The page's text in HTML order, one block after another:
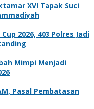
XVI Tapak Suci
2026, 403 Polres Jadi
Mimpi Menjadi
Pasal Pembatasan